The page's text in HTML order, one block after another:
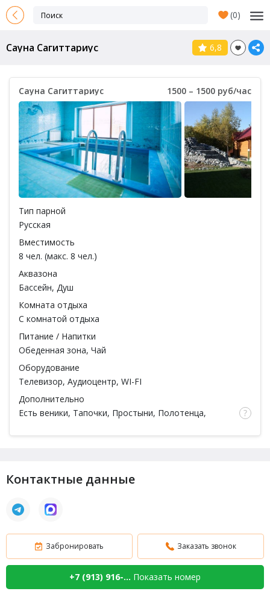
(0)
Сауна Сагиттариус 6,8
Сауна Сагиттариус 1500 – 1500 руб/час
Тип парной
Русская
Вместимость
8 чел. (макс. 8 чел.)
Аквазона
Бассейн, Душ
Комната отдыха
С комнатой отдыха
Питание / Напитки
Обеденная зона, Чай
Оборудование
Телевизор, Аудиоцентр, WI-FI
Дополнительно
Есть веники, Тапочки, Простыни, Полотенца,
Контактные данные
Забронировать Заказать звонок
+7 (913) 916-... Показать номер